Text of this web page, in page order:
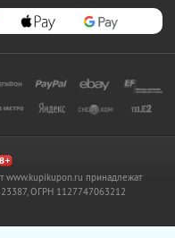
www.kupikupon.ru принадлежат
ОГРН 1127747063212